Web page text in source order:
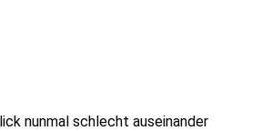
nunmal schlecht auseinander